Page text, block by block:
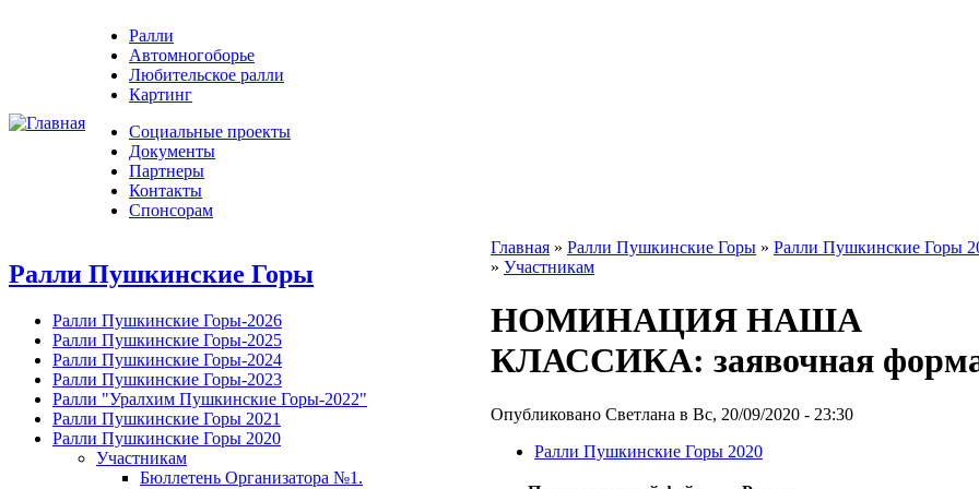
Ралли
Автомногоборье
Любительское ралли
Картинг
Социальные проекты
Документы
Партнеры
Контакты
Спонсорам
Ралли Пушкинские Горы
Ралли Пушкинские Горы-2026
Ралли Пушкинские Горы-2025
Ралли Пушкинские Горы-2024
Ралли Пушкинские Горы-2023
Ралли "Уралхим Пушкинские Горы-2022"
Ралли Пушкинские Горы 2021
Ралли Пушкинские Горы 2020
Участникам
Бюллетень Организатора №1.
Главная » Ралли Пушкинские Горы » Ралли Пушкинские Горы
» Участникам
НОМИНАЦИЯ НАША
КЛАССИКА: заявочная
Опубликовано Светлана в Вс, 20/09/2020 - 23:30
Ралли Пушкинские Горы 2020